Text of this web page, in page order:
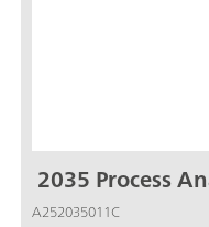
2035 Process
A252035011C